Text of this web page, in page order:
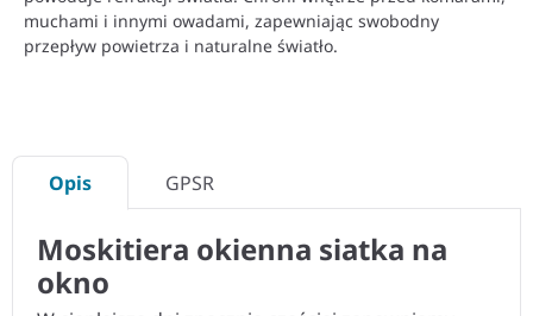
muchami i innymi owadami, zapewniając swobodny
przepływ powietrza i naturalne światło.
Opis GPSR
Moskitiera okienna siatka na
okno